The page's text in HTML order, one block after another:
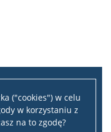
("cookies") w celu
w korzystaniu z
na to zgodę?